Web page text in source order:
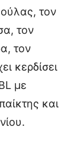
τον
τον
τον
κερδίσει
με
και